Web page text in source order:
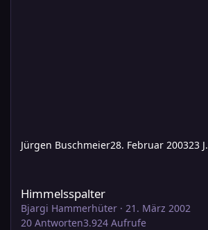
Jürgen Buschmeier28. Februar 200323 J.
Himmelsspalter
Bjargi Hammerhüter · 21. März 2002
20 Antworten3.924 Aufrufe